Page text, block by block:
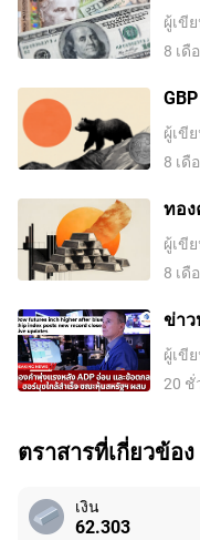
สห
ผู้เขี
8 เดื
แน่
ดอ
ผู้เขี
8 เดื
ทอง
ดอ
ระ
ผู้เขี
8 เดื
ข่าว
แล
สหรั
ผู้เขี
20 ชั่
ตราสารที่เกี่ยวข้อง
เงิน
62.298